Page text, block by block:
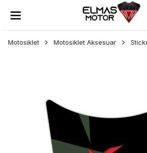
Motosiklet Motosiklet Aksesuar